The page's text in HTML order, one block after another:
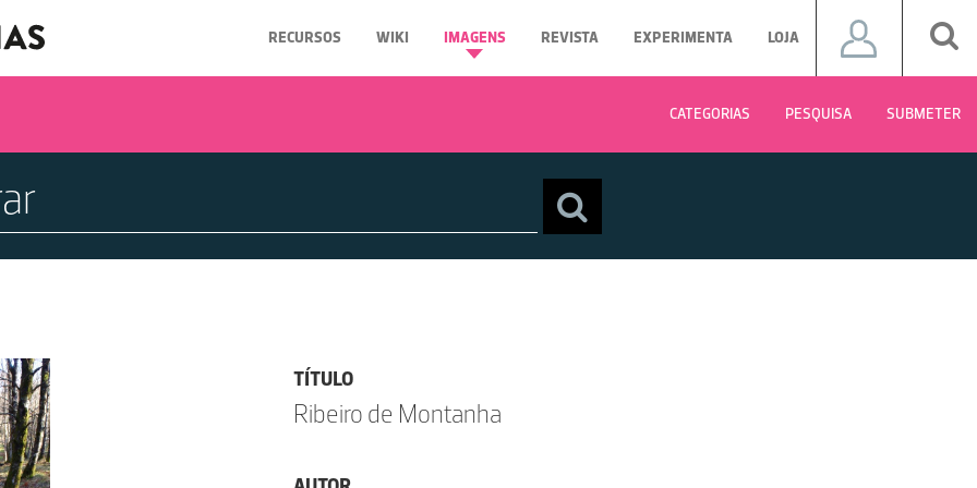
RECURSOS WIKI IMAGENS REVISTA EXPERIMENTA LOJA
CATEGORIAS PESQUISA SUBMETER
TÍTULO
Ribeiro de Montanha